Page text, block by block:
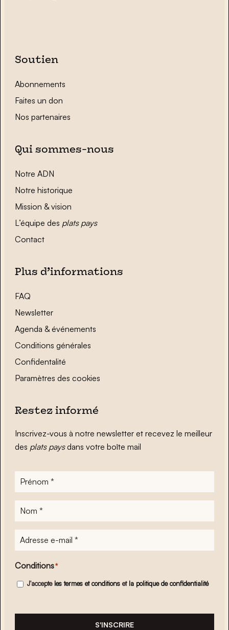
Soutien
Abonnements
Faites un don
Nos partenaires
Qui sommes-nous
Notre ADN
Notre historique
Mission & vision
L’équipe des plats pays
Contact
Plus d’informations
FAQ
Newsletter
Agenda & événements
Conditions générales
Confidentalité
Paramètres des cookies
Restez informé
Inscrivez-vous à notre newsletter et recevez le meilleur
des plats paysdans votre boîte mail
Prénom
Nom
Adresse
e-
mail*
Conditions*
J'accepte les termes et conditions et la politique de confidentialité
S'INSCRIRE